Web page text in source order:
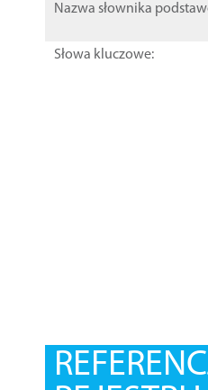
Nazwa słownika
Słowa kluczowe: